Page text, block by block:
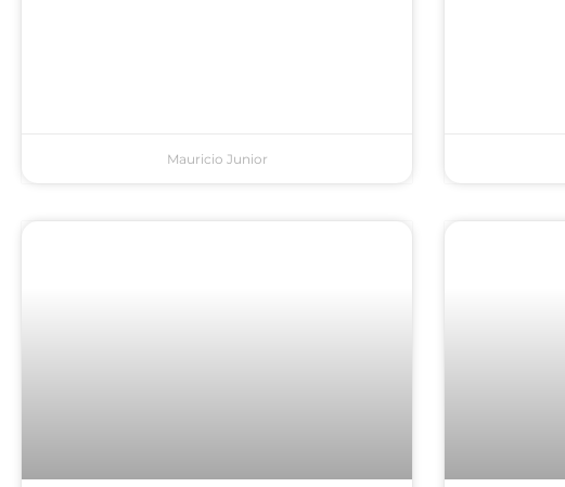
Mauricio Junior